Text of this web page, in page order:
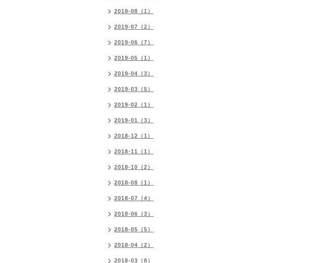
2019-08（1）
2019-07（2）
2019-06（7）
2019-05（1）
2019-04（3）
2019-03（5）
2019-02（1）
2019-01（3）
2018-12（1）
2018-11（1）
2018-10（2）
2018-08（1）
2018-07（4）
2018-06（3）
2018-05（5）
2018-04（2）
2018-03（8）